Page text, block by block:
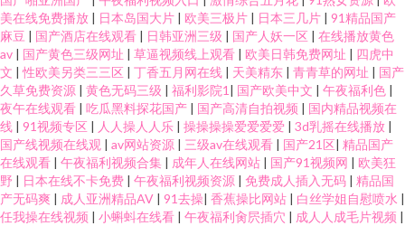
美在线免费播放 | 日本岛国大片 | 欧美三极片 | 日本三几片 | 91精品国产
麻豆 | 国产酒店在线观看 | 日韩亚洲三级 | 国产人妖一区 | 在线播放黄色
av | 国产黄色三级网址 | 草逼视频线上观看 | 欧美日韩免费网址 | 四虎中
文 |性欧美另类三三区 | 丁香五月网在线 | 天美精东 | 青青草的网址 | 国产
久草免费资源 | 黄色无码三级 | 福利影院1 | 国产欧美中文 | 午夜福利色 |
夜午在线观看 | 吃瓜黑料探花国产 | 国产高清自拍视频 | 国内精品视频在
线 | 91视频专区 | 人人操人人乐 | 操操操操爱爱爱爱 | 3d乳摇在线播放 |
国产线视频在线观 | av网站资源 | 三级av在线观看 | 国产21区| 精品国产
在线观看 | 午夜福利视频合集 | 成年人在线网站 | 国产91视频网 | 欧美狂
野 | 日本在线不卡免费 | 午夜福利视频资源 | 免费成人插入无码 | 精品国
产无码爽 | 成人亚洲精品AV | 91去操| 香蕉操比网站 | 白丝学姐自慰喷水 |
任我操在线视频 | 小蝌蚪在线看 | 午夜福利肏屄插穴 | 成人人成毛片视频 |